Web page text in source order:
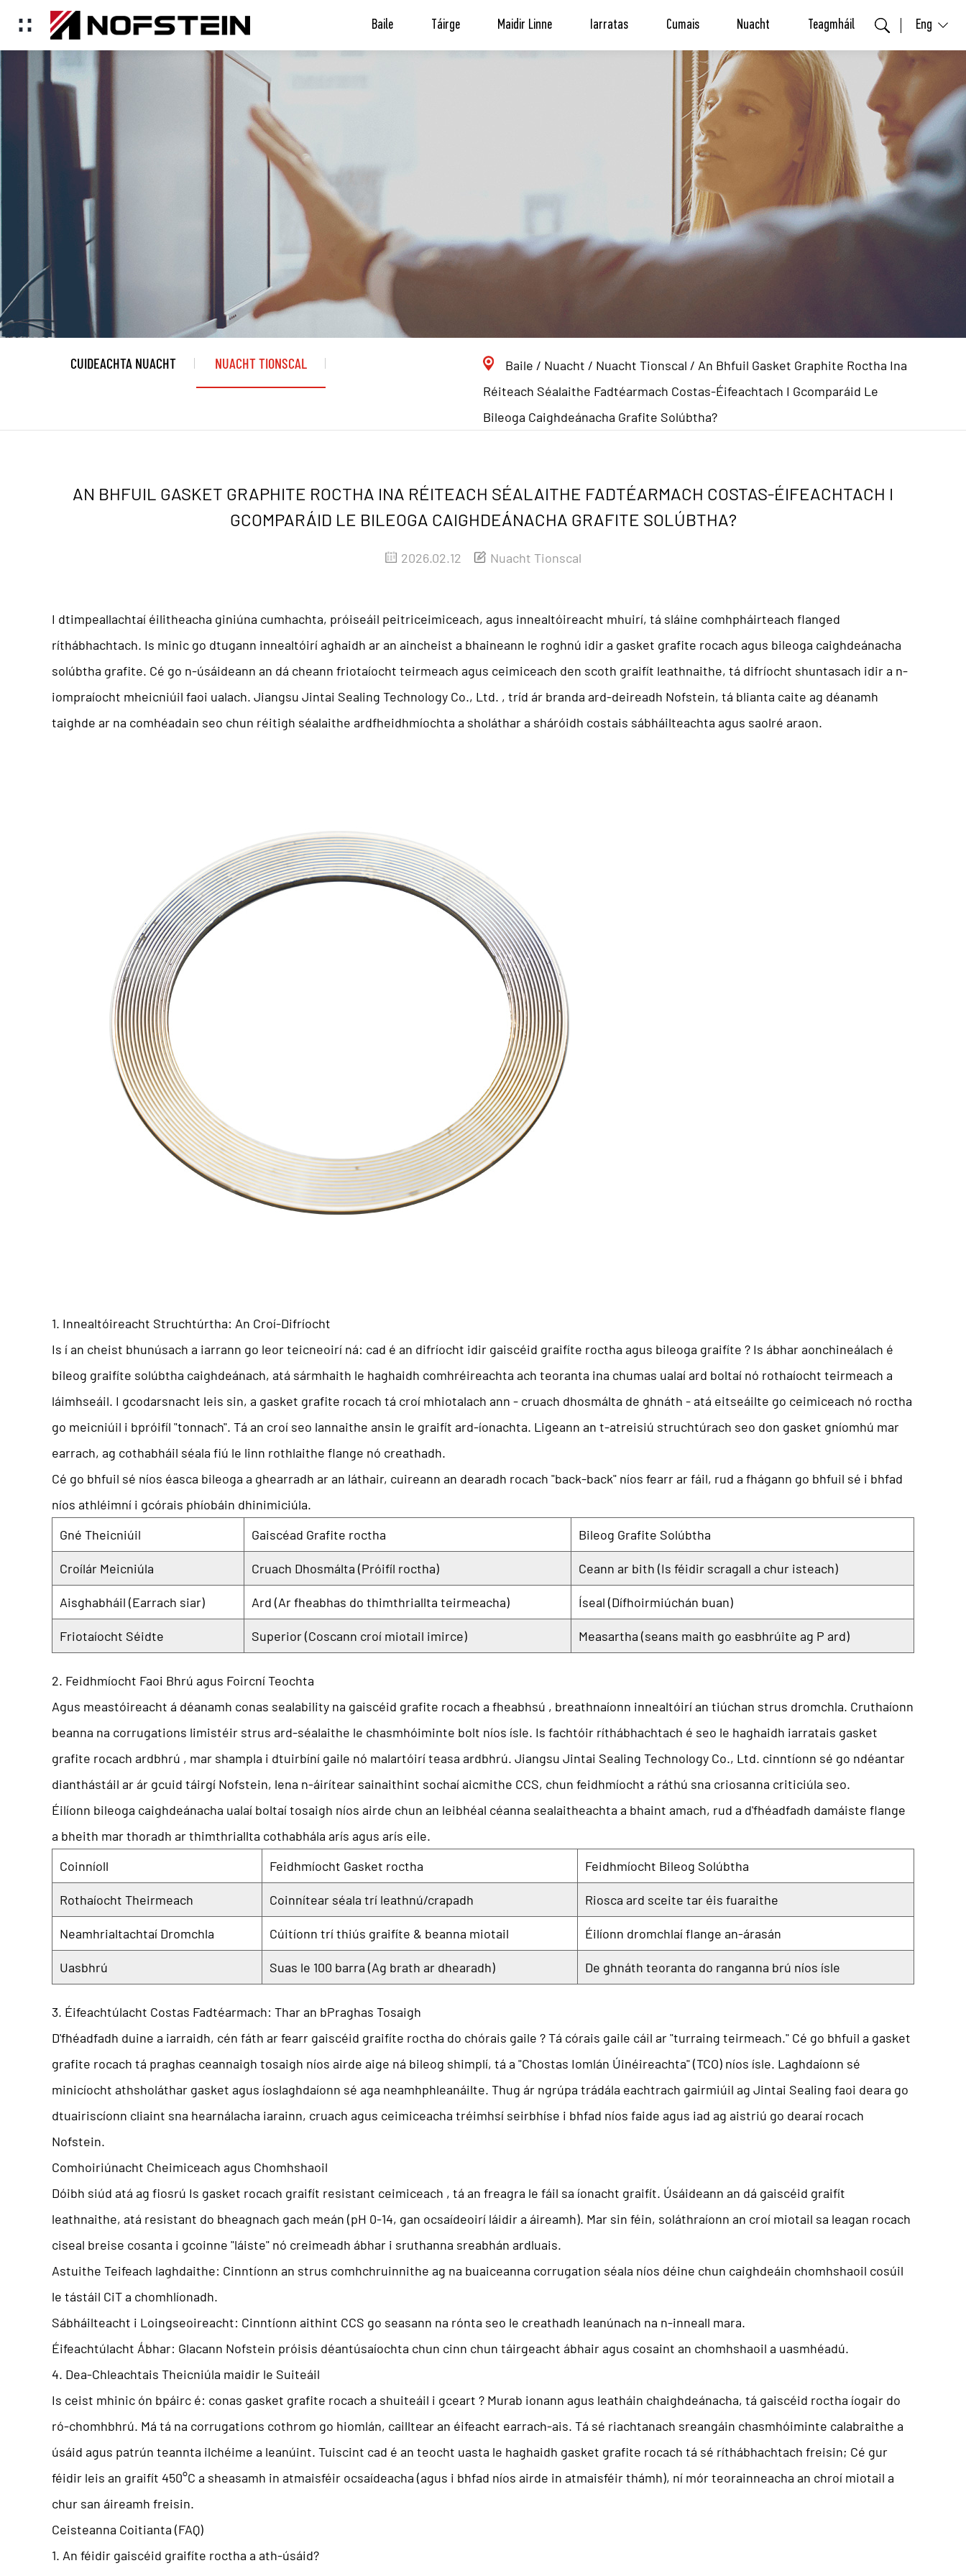
Baile Táirge Maidir Linne Iarratas Cumais Nuacht Teagmháil Eng
CUIDEACHTA NUACHT NUACHT TIONSCAL Baile / Nuacht / Nuacht Tionscal / An Bhfuil Gasket Graphite Roctha Ina
Réiteach Séalaithe Fadtéarmach Costas-Éifeachtach I Gcomparáid Le
Bileoga Caighdeánacha Grafite Solúbtha?
AN BHFUIL GASKET GRAPHITE ROCTHA INA RÉITEACH SÉALAITHE FADTÉARMACH COSTAS-ÉIFEACHTACH I
GCOMPARÁID LE BILEOGA CAIGHDEÁNACHA GRAFITE SOLÚBTHA?
2026.02.12 Nuacht Tionscal
I dtimpeallachtaí éilitheacha giniúna cumhachta, próiseáil peitriceimiceach, agus innealtóireacht mhuirí, tá sláine comhpháirteach flanged
ríthábhachtach. Is minic go dtugann innealtóirí aghaidh ar an aincheist a bhaineann le roghnú idir a gasket grafite rocach agus bileoga caighdeánacha
solúbtha grafite. Cé go n-úsáideann an dá cheann friotaíocht teirmeach agus ceimiceach den scoth graifít leathnaithe, tá difríocht shuntasach idir a n-
iompraíocht mheicniúil faoi ualach. Jiangsu Jintai Sealing Technology Co., Ltd. , tríd ár branda ard-deireadh Nofstein, tá blianta caite ag déanamh
taighde ar na comhéadain seo chun réitigh séalaithe ardfheidhmíochta a sholáthar a sháróidh costais sábháilteachta agus saolré araon.
1. Innealtóireacht Struchtúrtha: An Croí-Difríocht
Is í an cheist bhunúsach a iarrann go leor teicneoirí ná: cad é an difríocht idir gaiscéid graifíte roctha agus bileoga graifíte ? Is ábhar aonchineálach é
bileog graifíte solúbtha caighdeánach, atá sármhaith le haghaidh comhréireachta ach teoranta ina chumas ualaí ard boltaí nó rothaíocht teirmeach a
láimhseáil. I gcodarsnacht leis sin, a gasket grafite rocach tá croí mhiotalach ann - cruach dhosmálta de ghnáth - atá eitseáilte go ceimiceach nó roctha
go meicniúil i bpróifíl "tonnach". Tá an croí seo lannaithe ansin le graifít ard-íonachta. Ligeann an t-atreisiú struchtúrach seo don gasket gníomhú mar
earrach, ag cothabháil séala fiú le linn rothlaithe flange nó creathadh.
Cé go bhfuil sé níos éasca bileoga a ghearradh ar an láthair, cuireann an dearadh rocach "back-back" níos fearr ar fáil, rud a fhágann go bhfuil sé i bhfad
níos athléimní i gcórais phíobáin dhinimiciúla.
Gné Theicniúil
Gaiscéad Grafite roctha Bileog Grafite Solúbtha
Croílár Meicniúla Cruach Dhosmálta (Próifíl roctha) Ceann ar bith (Is féidir scragall a chur isteach)
Aisghabháil (Earrach siar) Ard (Ar fheabhas do thimthriallta teirmeacha) Íseal (Dífhoirmiúchán buan)
Friotaíocht Séidte Superior (Coscann croí miotail imirce) Measartha (seans maith go easbhrúite ag P ard)
2. Feidhmíocht Faoi Bhrú agus Foircní Teochta
Agus meastóireacht á déanamh conas sealability na gaiscéid grafite rocach a fheabhsú , breathnaíonn innealtóirí an tiúchan strus dromchla. Cruthaíonn
beanna na corrugations limistéir strus ard-séalaithe le chasmhóiminte bolt níos ísle. Is fachtóir ríthábhachtach é seo le haghaidh iarratais gasket
grafite rocach ardbhrú , mar shampla i dtuirbíní gaile nó malartóirí teasa ardbhrú. Jiangsu Jintai Sealing Technology Co., Ltd. cinntíonn sé go ndéantar
dianthástáil ar ár gcuid táirgí Nofstein, lena n-áirítear sainaithint sochaí aicmithe CCS, chun feidhmíocht a ráthú sna criosanna criticiúla seo.
Éilíonn bileoga caighdeánacha ualaí boltaí tosaigh níos airde chun an leibhéal céanna sealaitheachta a bhaint amach, rud a d'fhéadfadh damáiste flange
a bheith mar thoradh ar thimthriallta cothabhála arís agus arís eile.
Coinníoll
Feidhmíocht Gasket roctha Feidhmíocht Bileog Solúbtha
Rothaíocht Theirmeach Coinnítear séala trí leathnú/crapadh Riosca ard sceite tar éis fuaraithe
Neamhrialtachtaí Dromchla Cúitíonn trí thiús graifíte & beanna miotail Éilíonn dromchlaí flange an-árasán
Uasbhrú Suas le 100 barra (Ag brath ar dhearadh) De ghnáth teoranta do ranganna brú níos ísle
3. Éifeachtúlacht Costas Fadtéarmach: Thar an bPraghas Tosaigh
D'fhéadfadh duine a iarraidh, cén fáth ar fearr gaiscéid graifíte roctha do chórais gaile ? Tá córais gaile cáil ar "turraing teirmeach." Cé go bhfuil a gasket
grafite rocach tá praghas ceannaigh tosaigh níos airde aige ná bileog shimplí, tá a "Chostas Iomlán Úinéireachta" (TCO) níos ísle. Laghdaíonn sé
minicíocht athsholáthar gasket agus íoslaghdaíonn sé aga neamhphleanáilte. Thug ár ngrúpa trádála eachtrach gairmiúil ag Jintai Sealing faoi deara go
dtuairiscíonn cliaint sna hearnálacha iarainn, cruach agus ceimiceacha tréimhsí seirbhíse i bhfad níos faide agus iad ag aistriú go dearaí rocach
Nofstein.
Comhoiriúnacht Cheimiceach agus Chomhshaoil
Dóibh siúd atá ag fiosrú Is gasket rocach graifít resistant ceimiceach , tá an freagra le fáil sa íonacht graifít. Úsáideann an dá gaiscéid graifít
leathnaithe, atá resistant do bheagnach gach meán (pH 0-14, gan ocsaídeoirí láidir a áireamh). Mar sin féin, soláthraíonn an croí miotail sa leagan rocach
ciseal breise cosanta i gcoinne "láiste" nó creimeadh ábhar i sruthanna sreabhán ardluais.
Astuithe Teifeach laghdaithe: Cinntíonn an strus comhchruinnithe ag na buaiceanna corrugation séala níos déine chun caighdeáin chomhshaoil cosúil
le tástáil CiT a chomhlíonadh.
Sábháilteacht i Loingseoireacht: Cinntíonn aithint CCS go seasann na rónta seo le creathadh leanúnach na n-inneall mara.
Éifeachtúlacht Ábhar: Glacann Nofstein próisis déantúsaíochta chun cinn chun táirgeacht ábhair agus cosaint an chomhshaoil a uasmhéadú.
4. Dea-Chleachtais Theicniúla maidir le Suiteáil
Is ceist mhinic ón bpáirc é: conas gasket grafite rocach a shuiteáil i gceart ? Murab ionann agus leatháin chaighdeánacha, tá gaiscéid roctha íogair do
ró-chomhbhrú. Má tá na corrugations cothrom go hiomlán, cailltear an éifeacht earrach-ais. Tá sé riachtanach sreangáin chasmhóiminte calabraithe a
úsáid agus patrún teannta ilchéime a leanúint. Tuiscint cad é an teocht uasta le haghaidh gasket grafite rocach tá sé ríthábhachtach freisin; Cé gur
féidir leis an graifít 450°C a sheasamh in atmaisféir ocsaídeacha (agus i bhfad níos airde in atmaisféir thámh), ní mór teorainneacha an chroí miotail a
chur san áireamh freisin.
Ceisteanna Coitianta (FAQ)
1. An féidir gaiscéid graifíte roctha a ath-úsáid?